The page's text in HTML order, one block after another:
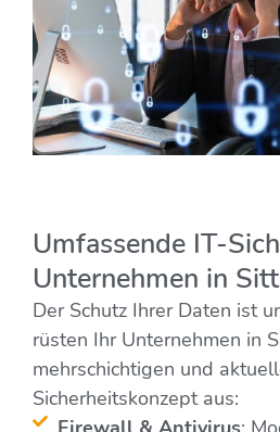
Umfassende IT-
Unternehmen in
Der Schutz Ihrer Daten ist
rüsten Ihr Unternehmen in
mehrschichtigen und
Sicherheitskonzept aus: